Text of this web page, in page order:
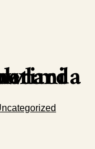
Yapılır